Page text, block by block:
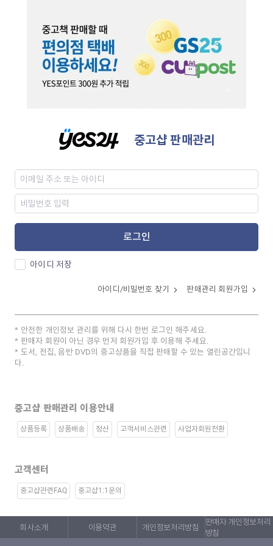
중고샵 판매관리
로그인
아이디 저장
아이디/비밀번호 찾기 판매관리 회원가입
안전한 개인정보 관리를 위해 다시 한번 로그인 해주세요.
판매자 회원이 아닌 경우 먼저 회원가입 후 이용해 주세요.
도서, 전집, 음반 DVD의 중고상품을 직접 판매할 수 있는 열린공간입니
다.
중고샵 판매관리 이용안내
상품등록 상품배송 정산 고객서비스관련 사업자회원전환
고객센터
중고샵관련FAQ 중고샵1:1문의
회사소개 이용약관 개인정보처리방침
판매자 개인정보처리
방침